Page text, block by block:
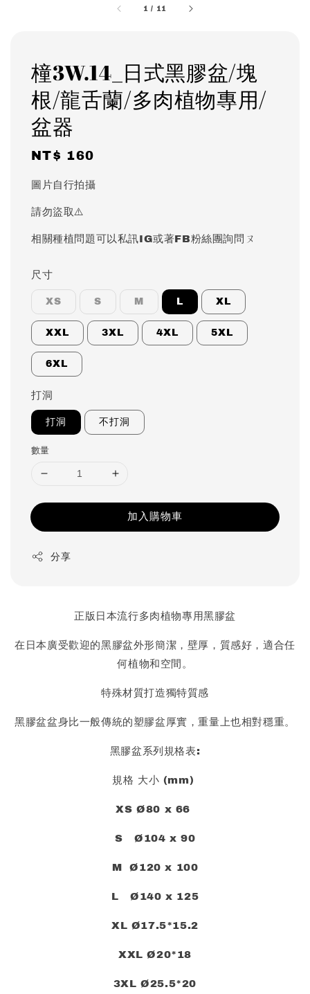
1 / 11
橦3W.14_日式黑膠盆/塊
根/龍舌蘭/多肉植物專用/
盆器
Regular
NT$ 160
圖片自行拍攝
請勿盜取⚠️
相關種植問題可以私訊IG或著FB粉絲團詢問ㄡ
尺寸
XS S M L XL
XXL 3XL 4XL 5XL
6XL
打洞
打洞 不打洞
數量
加入購物車
分享
正版日本流行多肉植物專用黑膠盆
在日本廣受歡迎的黑膠盆外形簡潔，壁厚，質感好，適合任
何植物和空間。
特殊材質打造獨特質感
黑膠盆盆身比一般傳統的塑膠盆厚實，重量上也相對穩重。
黑膠盆系列規格表:
規格 大小 (mm)
XS Ø80 x 66
S Ø104 x 90
M Ø120 x 100
L Ø140 x 125
XL Ø17.5*15.2
XXL Ø20*18
3XL Ø25.5*20